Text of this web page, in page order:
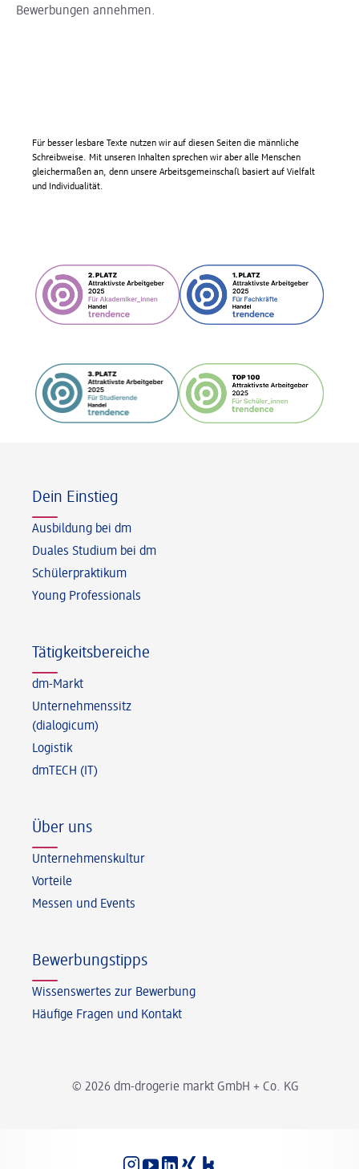
Bewerbungen annehmen.
Für besser lesbare Texte nutzen wir auf diesen Seiten die männliche
Schreibweise. Mit unseren Inhalten sprechen wir aber alle Menschen
gleichermaßen an, denn unsere Arbeitsgemeinschaft basiert auf Vielfalt
und Individualität.
© 2026 dm-drogerie markt GmbH + Co. KG
Dein Einstieg
Ausbildung bei dm
Duales Studium bei dm
Schülerpraktikum
Young Professionals
Tätigkeitsbereiche
dm-Markt
Unternehmenssitz
(dialogicum)
Logistik
dmTECH (IT)
Über uns
Unternehmenskultur
Vorteile
Messen und Events
Bewerbungstipps
Wissenswertes zur Bewerbung
Häufige Fragen und Kontakt